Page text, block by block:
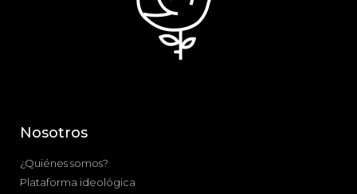
Nosotros
¿Quiénes somos?
Plataforma ideológica